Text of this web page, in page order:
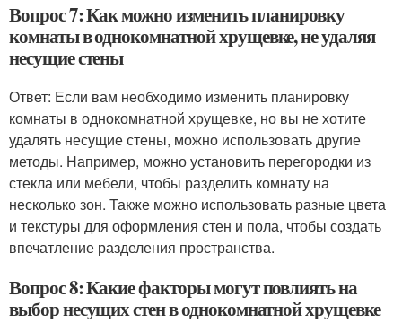
Вопрос 7: Как можно изменить планировку
комнаты в однокомнатной хрущевке, не удаляя
несущие стены
Ответ: Если вам необходимо изменить планировку
комнаты в однокомнатной хрущевке, но вы не хотите
удалять несущие стены, можно использовать другие
методы. Например, можно установить перегородки из
стекла или мебели, чтобы разделить комнату на
несколько зон. Также можно использовать разные цвета
и текстуры для оформления стен и пола, чтобы создать
впечатление разделения пространства.
Вопрос 8: Какие факторы могут повлиять на
выбор несущих стен в однокомнатной хрущевке